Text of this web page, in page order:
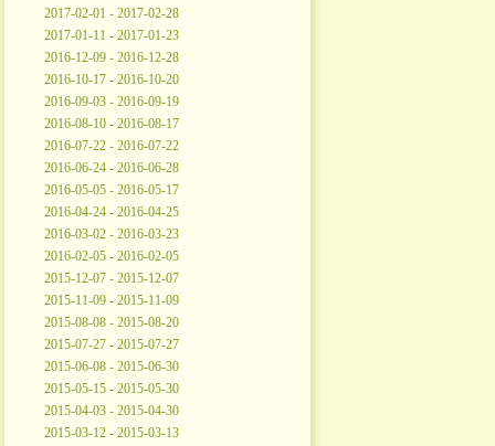
2017-02-01 - 2017-02-28
2017-01-11 - 2017-01-23
2016-12-09 - 2016-12-28
2016-10-17 - 2016-10-20
2016-09-03 - 2016-09-19
2016-08-10 - 2016-08-17
2016-07-22 - 2016-07-22
2016-06-24 - 2016-06-28
2016-05-05 - 2016-05-17
2016-04-24 - 2016-04-25
2016-03-02 - 2016-03-23
2016-02-05 - 2016-02-05
2015-12-07 - 2015-12-07
2015-11-09 - 2015-11-09
2015-08-08 - 2015-08-20
2015-07-27 - 2015-07-27
2015-06-08 - 2015-06-30
2015-05-15 - 2015-05-30
2015-04-03 - 2015-04-30
2015-03-12 - 2015-03-13